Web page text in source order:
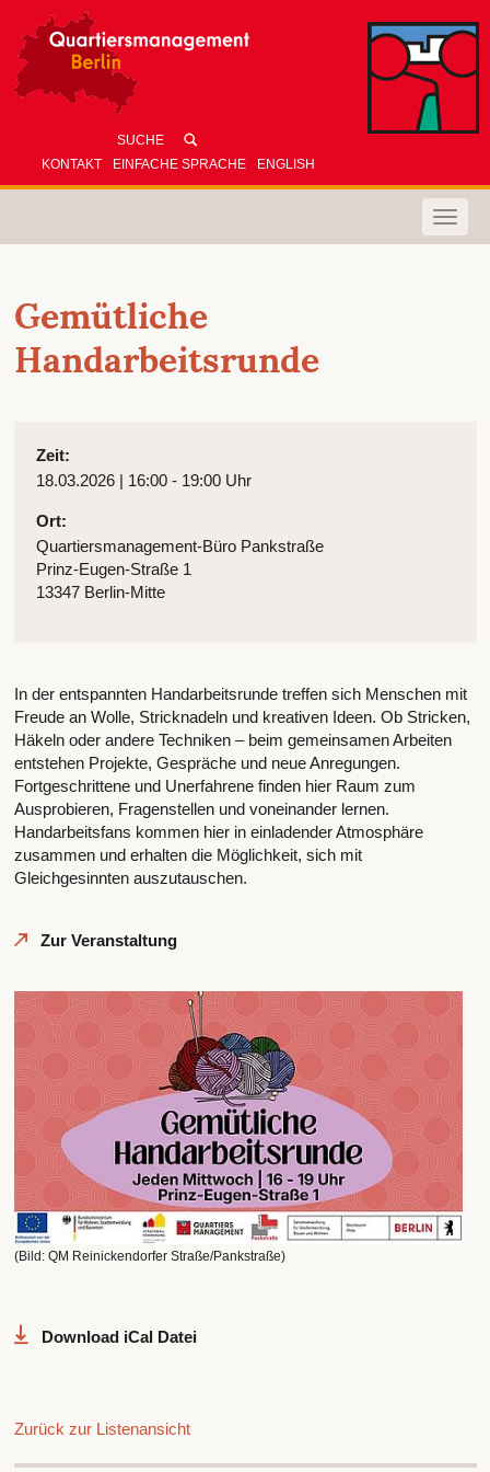
KONTAKT EINFACHE SPRACHE ENGLISH
Toggle
Gemütliche
Handarbeitsrunde
Zeit:
18.03.2026 | 16:00 - 19:00 Uhr
Ort:
Quartiersmanagement-Büro Pankstraße
Prinz-Eugen-Straße 1
13347 Berlin-Mitte
In der entspannten Handarbeitsrunde treffen sich Menschen mit
Freude an Wolle, Stricknadeln und kreativen Ideen. Ob Stricken,
Häkeln oder andere Techniken – beim gemeinsamen Arbeiten
entstehen Projekte, Gespräche und neue Anregungen.
Fortgeschrittene und Unerfahrene finden hier Raum zum
Ausprobieren, Fragenstellen und voneinander lernen.
Handarbeitsfans kommen hier in einladender Atmosphäre
zusammen und erhalten die Möglichkeit, sich mit
Gleichgesinnten auszutauschen.
Zur Veranstaltung
(Bild: QM Reinickendorfer Straße/Pankstraße)
Download iCal Datei
Zurück zur Listenansicht